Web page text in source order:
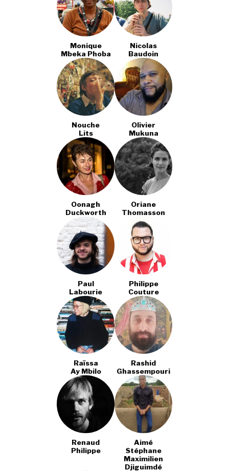
Monique
Mbeka Phoba
Nicolas
Baudoin
Nouche
Lits
Olivier
Mukuna
Oonagh
Duckworth
Oriane
Thomasson
Paul
Labourie
Philippe
Couture
Raïssa
Ay Mbilo
Rashid
Ghassempouri
Renaud
Philippe
Aimé
Stéphane
Maximilien
Djiguimdé